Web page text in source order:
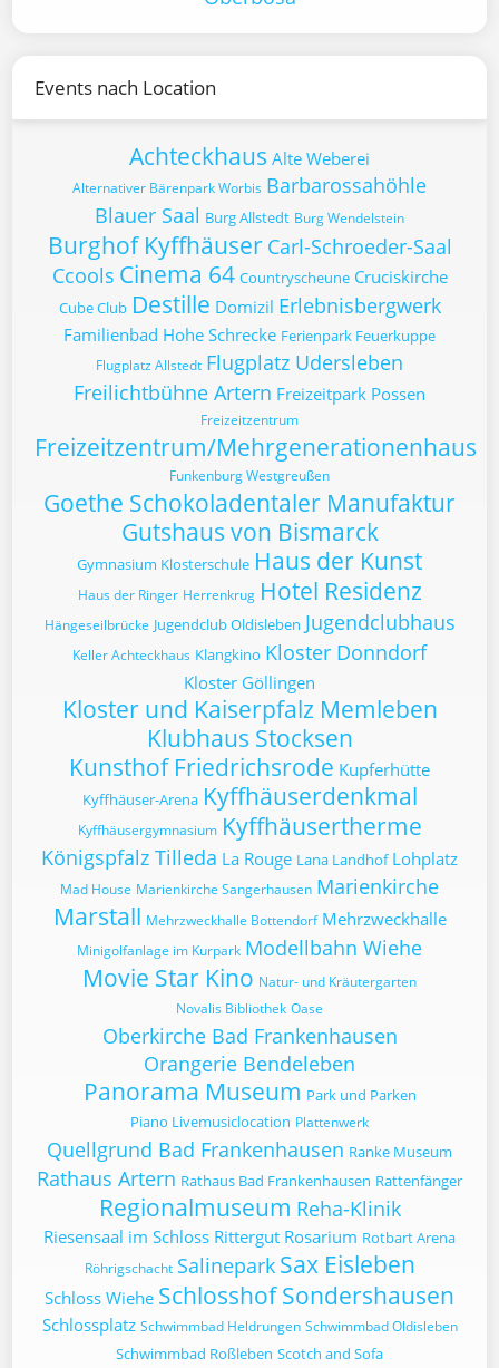
Events nach Location
Achteckhaus Alte Weberei
Alternativer Bärenpark Worbis Barbarossahöhle
Blauer Saal Burg Allstedt Burg Wendelstein
Burghof Kyffhäuser Carl-Schroeder-Saal
Ccools Cinema 64 Countryscheune Cruciskirche
Cube Club Destille Domizil Erlebnisbergwerk
Familienbad Hohe Schrecke Ferienpark Feuerkuppe
Flugplatz Allstedt Flugplatz Udersleben
Freilichtbühne Artern Freizeitpark Possen
Freizeitzentrum
Freizeitzentrum/Mehrgenerationenhaus
Funkenburg Westgreußen
Goethe Schokoladentaler Manufaktur
Gutshaus von Bismarck
Gymnasium Klosterschule Haus der Kunst
Haus der Ringer Herrenkrug Hotel Residenz
Hängeseilbrücke Jugendclub Oldisleben Jugendclubhaus
Keller Achteckhaus Klangkino Kloster Donndorf
Kloster Göllingen
Kloster und Kaiserpfalz Memleben
Klubhaus Stocksen
Kunsthof Friedrichsrode Kupferhütte
Kyffhäuser-Arena Kyffhäuserdenkmal
Kyffhäusergymnasium Kyffhäusertherme
Königspfalz Tilleda La Rouge Lana Landhof Lohplatz
Mad House Marienkirche Sangerhausen Marienkirche
Marstall Mehrzweckhalle Bottendorf Mehrzweckhalle
Minigolfanlage im Kurpark Modellbahn Wiehe
Movie Star Kino Natur- und Kräutergarten
Novalis Bibliothek Oase
Oberkirche Bad Frankenhausen
Orangerie Bendeleben
Panorama Museum Park und Parken
Piano Livemusiclocation Plattenwerk
Quellgrund Bad Frankenhausen Ranke Museum
Rathaus Artern Rathaus Bad Frankenhausen Rattenfänger
Regionalmuseum Reha-Klinik
Riesensaal im Schloss Rittergut Rosarium Rotbart Arena
Röhrigschacht Salinepark Sax Eisleben
Schloss Wiehe Schlosshof Sondershausen
Schlossplatz Schwimmbad Heldrungen Schwimmbad Oldisleben
Schwimmbad Roßleben Scotch and Sofa